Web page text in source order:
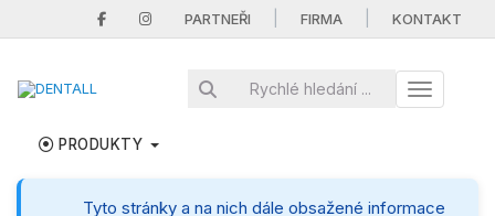
PARTNEŘI FIRMA KONTAKT
Toggle
PRODUKTY
Tyto stránky a na nich dále obsažené informace